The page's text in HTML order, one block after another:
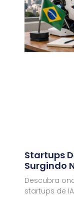
Startups
Surgindo
Descubra
startups de